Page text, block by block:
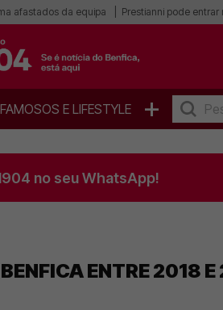
afastados da equipa Prestianni pode entrar
FAMOSOS E LIFESTYLE +
no seu WhatsApp!
ENTRE 2018